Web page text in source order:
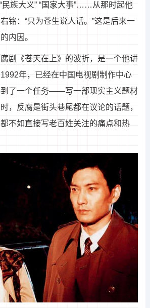
民族大义” “国家大事”……从那时起他
铭：“只为苍生说人话。”这是后来一
内因。
剧《苍天在上》的波折，是一个他讲
年，已经在中国电视剧制作中心
了一个任务——写一部现实主义题材
，反腐是街头巷尾都在议论的话题，
不如直接写老百姓关注的痛点和热